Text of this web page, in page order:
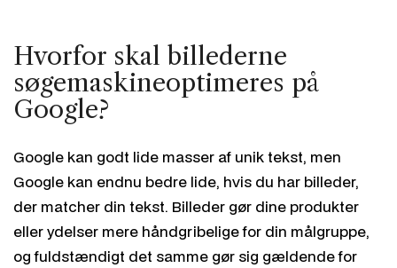
Hvorfor skal billederne
søgemaskineoptimeres på
Google?
Google kan godt lide masser af unik tekst, men
Google kan endnu bedre lide, hvis du har billeder,
der matcher din tekst. Billeder gør dine produkter
eller ydelser mere håndgribelige for din målgruppe,
og fuldstændigt det samme gør sig gældende for